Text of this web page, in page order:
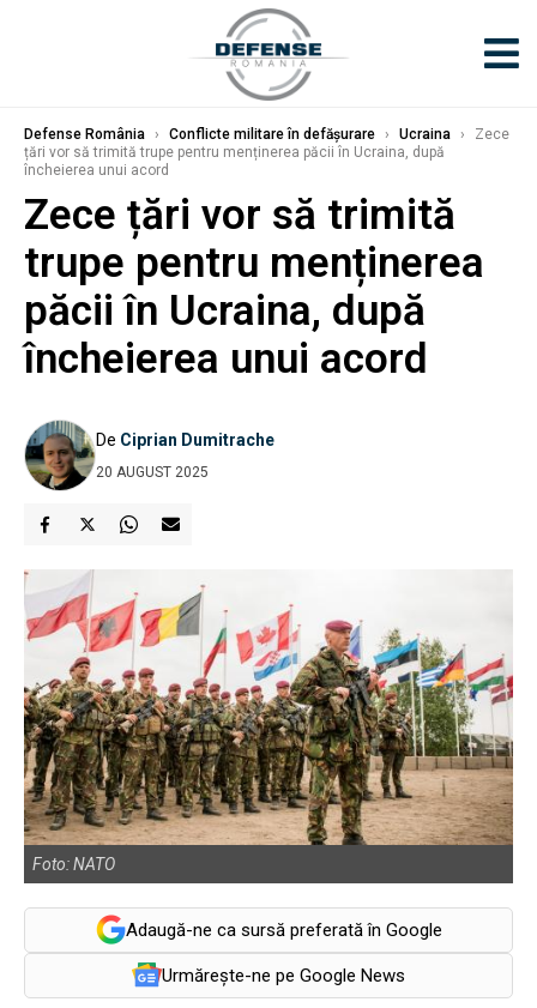
Defense România › Conflicte militare în defășurare › Ucraina ›
Zece
țări vor să trimită trupe pentru menținerea păcii în Ucraina, după
încheierea unui acord
Zece țări vor să trimită
trupe pentru menținerea
păcii în Ucraina, după
încheierea unui acord
De Ciprian Dumitrache
20 AUGUST 2025
Foto: NATO
Adaugă-ne ca sursă preferată în Google
Urmărește-ne pe Google News